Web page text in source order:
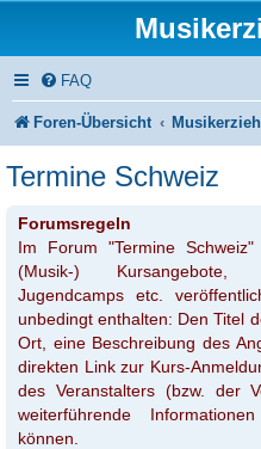
FAQ
Foren-Übersicht
Termine Schweiz
Forumsregeln
Im Forum "Termine
(Musik-) Kursangebote,
Jugendcamps etc.
unbedingt enthalten: Den Titel
Ort, eine Beschreibung des
direkten Link zur Kurs-
des Veranstalters (bzw. der
weiterführende
können.